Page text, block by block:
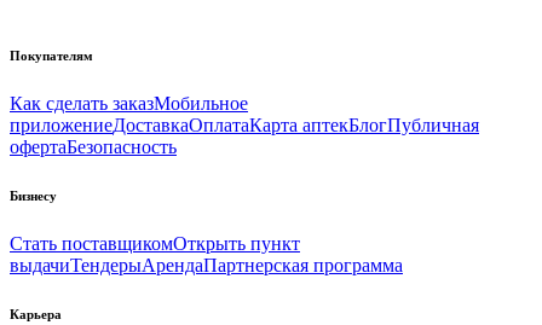
Покупателям
Как сделать заказМобильное
приложениеДоставкаОплатаКарта аптекБлогПубличная
офертаБезопасность
Бизнесу
Стать поставщикомОткрыть пункт
выдачиТендерыАрендаПартнерская программа
Карьера